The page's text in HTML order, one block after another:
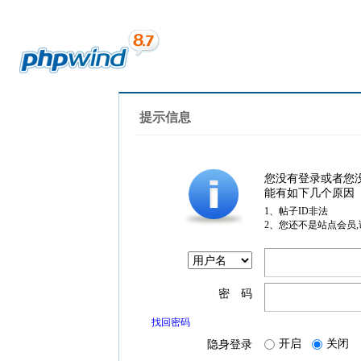
提示信息
您没有登录或者您
能有如下几个原因
1、帖子ID非法
2、您还不是站点会员
密 码
找回密码
隐身登录 开启 关闭